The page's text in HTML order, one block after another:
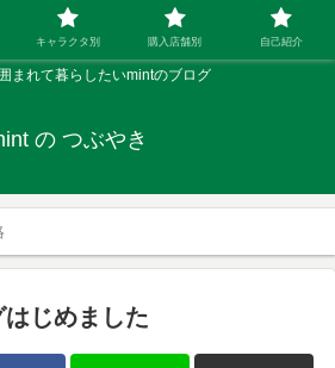
まれて暮らしたいmintのブログ
の つぶやき
じめました
キャラクタ別 購入店舗別 自己紹介